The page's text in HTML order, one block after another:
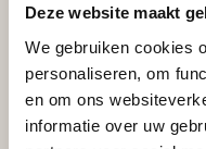
Deze website maakt
We gebruiken cookies
personaliseren, om
en om ons
informatie over uw
Nomastyl Plus GO